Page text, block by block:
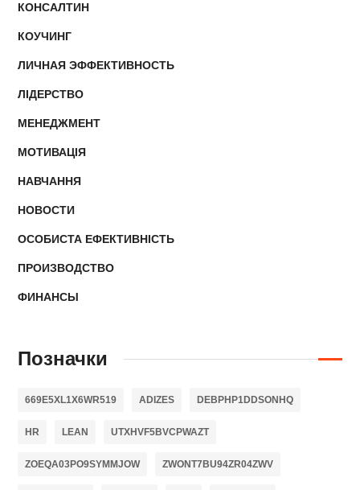
КОНСАЛТИН
КОУЧИНГ
ЛИЧНАЯ ЭФФЕКТИВНОСТЬ
ЛІДЕРСТВО
МЕНЕДЖМЕНТ
МОТИВАЦІЯ
НАВЧАННЯ
НОВОСТИ
ОСОБИСТА ЕФЕКТИВНІСТЬ
ПРОИЗВОДСТВО
ФИНАНСЫ
Позначки
669E5XL1X6WR519 ADIZES DEBPHP1DDSONHQ
HR LEAN UTXHVF5BVCPWAZT
ZOEQA03PO9SYMMJOW ZWONT7BU94ZR04ZWV